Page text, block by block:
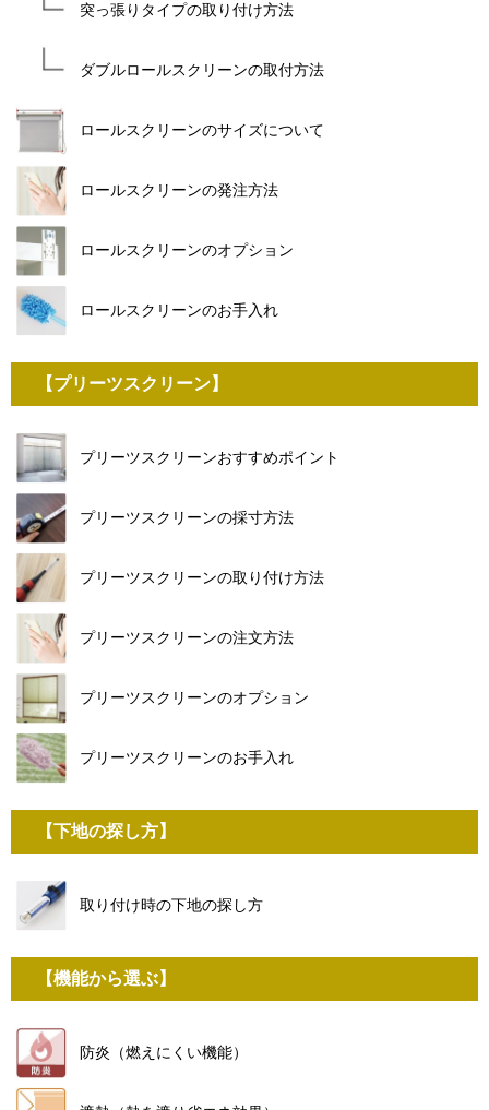
突っ張りタイプの取り付け方法
ダブルロールスクリーンの取付方法
ロールスクリーンのサイズについて
ロールスクリーンの発注方法
ロールスクリーンのオプション
ロールスクリーンのお手入れ
【プリーツスクリーン】
プリーツスクリーンおすすめポイント
プリーツスクリーンの採寸方法
プリーツスクリーンの取り付け方法
プリーツスクリーンの注文方法
プリーツスクリーンのオプション
プリーツスクリーンのお手入れ
【下地の探し方】
取り付け時の下地の探し方
【機能から選ぶ】
防炎（燃えにくい機能）